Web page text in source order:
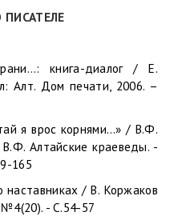
книга-диалог / Е.
Алт. Дом печати, 2006. –
я врос корнями…» / В.Ф.
Алтайские краеведы. -
165
наставниках / В. Коржаков
№4(20). - С.54-57